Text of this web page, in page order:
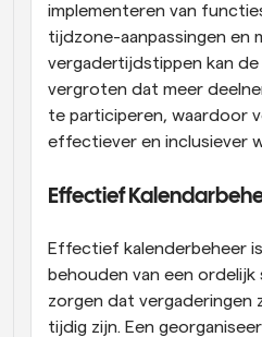
implementeren van
tijdzone-aanpassingen en
vergadertijdstippen kan de
vergroten dat meer
te participeren, waardoor
effectiever en inclusiever
Effectief
Effectief kalenderbeheer
behouden van een
zorgen dat vergaderingen
tijdig zijn. Een